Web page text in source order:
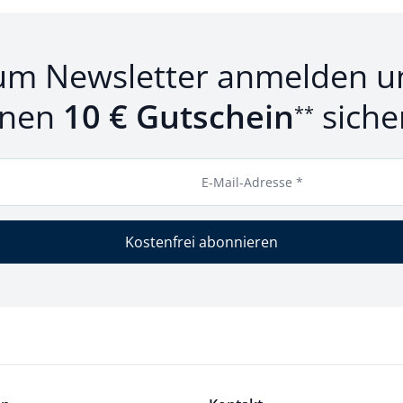
Newsletter anmelden
10 € Gutschein**
E-Mail-Adresse *
Kostenfrei abonnieren